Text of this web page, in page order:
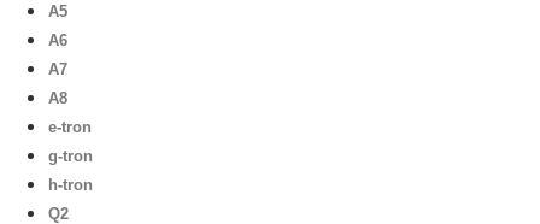
A5
A6
A7
A8
e-tron
g-tron
h-tron
Q2